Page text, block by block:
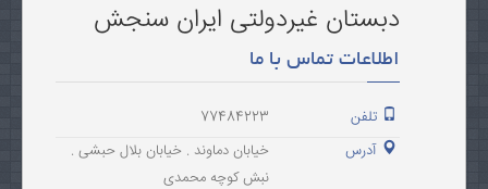
دبستان غیردولتی ایران سنجش
اطلاعات تماس با ما
تلفن
77484223
آدرس
خیابان دماوند . خیابان بلال حبشی .
نبش کوچه محمدی